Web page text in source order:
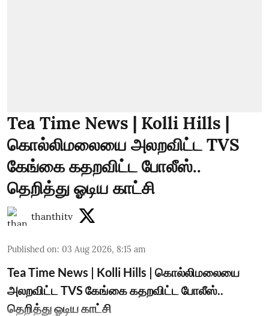
Tea Time News | Kolli Hills |
கொல்லிமலையை அலறவிட்ட TVS
கேங்கை கதறவிட்ட போலீஸ்..
தெறித்து ஓடிய காட்சி
thanthitv
Published on: 03 Aug 2026, 8:15 am
Tea Time News | Kolli Hills | கொல்லிமலையை
அலறவிட்ட TVS கேங்கை கதறவிட்ட போலீஸ்..
தெறித்து ஓடிய காட்சி